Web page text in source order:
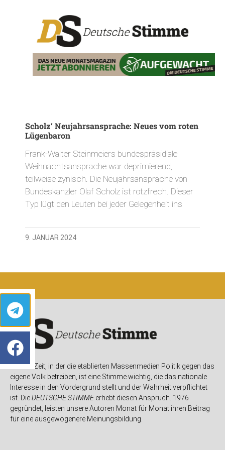
Scholz‘ Neujahrsansprache: Neues vom roten
Lügenbaron
Frank-Walter Steinmeiers bundespräsidiale
Weihnachtsansprache war deprimierend,
teilweise zynisch. Die Neujahrsansprache von
Bundeskanzler Olaf Scholz ist rotzfrech. Dieser
Typ lügt den Leuten bei jeder Gelegenheit ins
9. JANUAR 2024
In einer Zeit, in der die etablierten Massenmedien Politik gegen das
eigene Volk betreiben, ist eine Stimme wichtig, die das nationale
Interesse in den Vordergrund stellt und der Wahrheit verpflichtet
ist. DieDEUTSCHE STIMMEerhebt diesen Anspruch. 1976
gegründet, leisten unsere Autoren Monat für Monat ihren Beitrag
für eine ausgewogenere Meinungsbildung.